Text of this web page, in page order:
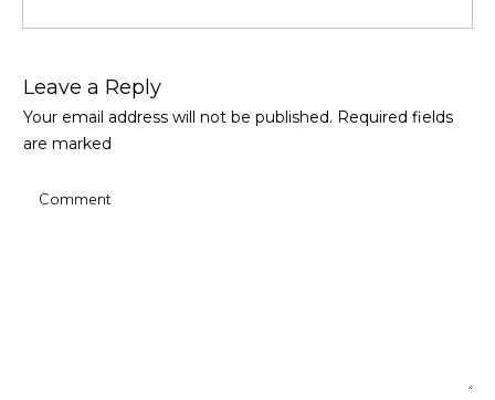
Leave a Repl​​​​​y
Your email address will not be published. Required fields
are marked